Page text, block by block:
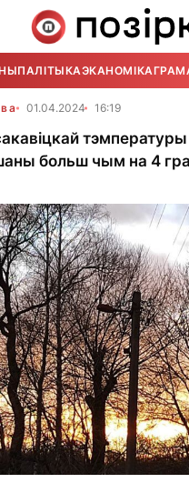
ПАЛІТЫКАЭКАНОМІКА
01.04.2024 16:19
тэмпературы
больш чым на 4